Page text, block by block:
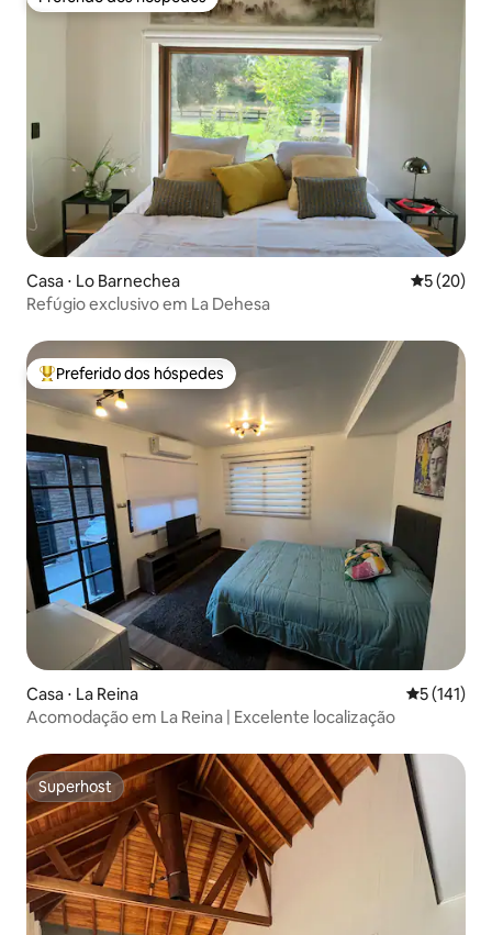
Preferido dos hóspedes
Casa ⋅ Lo Barnechea 5 de uma
5 (20)
Refúgio exclusivo em La Dehesa
Entre os melhores preferidos dos hóspedes
Preferido dos hóspedes
Casa ⋅ La Reina 5 de uma
5 (141)
Acomodação em La Reina | Excelente localização
Superhost
Superhost